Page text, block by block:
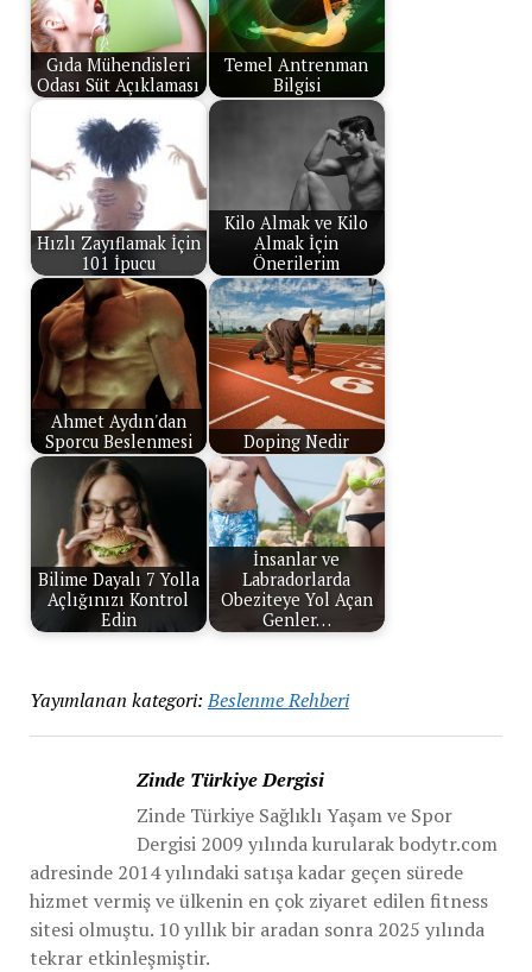
Gıda Mühendisleri
Odası Süt Açıklaması
Temel Antrenman
Bilgisi
Hızlı Zayıflamak İçin
101 İpucu
Kilo Almak ve Kilo
Almak İçin
Önerilerim
Ahmet Aydın'dan
Sporcu Beslenmesi
Doping Nedir
Bilime Dayalı 7 Yolla
Açlığınızı Kontrol
Edin
İnsanlar ve
Labradorlarda
Obeziteye Yol Açan
Genler…
Yayımlanan kategori: Beslenme Rehberi
Zinde Türkiye Dergisi
Zinde Türkiye Sağlıklı Yaşam ve Spor
Dergisi 2009 yılında kurularak bodytr.com
adresinde 2014 yılındaki satışa kadar geçen sürede
hizmet vermiş ve ülkenin en çok ziyaret edilen fitness
sitesi olmuştu. 10 yıllık bir aradan sonra 2025 yılında
tekrar etkinleşmiştir.